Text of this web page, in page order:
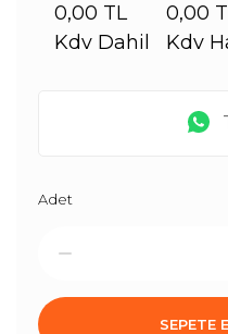
0,00 TL
Kdv Dahil
0,00
Kdv
Adet
SEPETE